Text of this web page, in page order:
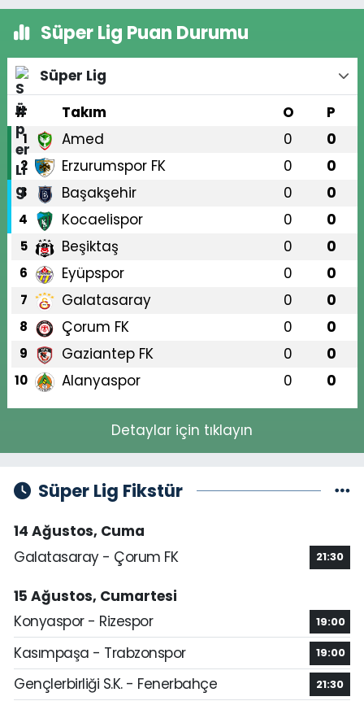
Süper Lig Puan Durumu
Süper Lig
#
Takım O P
1 Amed 0 0
2 Erzurumspor FK 0 0
3 Başakşehir 0 0
4 Kocaelispor 0 0
5 Beşiktaş 0 0
6 Eyüpspor 0 0
7 Galatasaray 0 0
8 Çorum FK 0 0
9 Gaziantep FK 0 0
10 Alanyaspor 0 0
Detaylar için tıklayın
Süper Lig Fikstür
14 Ağustos, Cuma
Galatasaray - Çorum FK
21:30
15 Ağustos, Cumartesi
Konyaspor - Rizespor
19:00
Kasımpaşa - Trabzonspor 19:00
Gençlerbirliği S.K. - Fenerbahçe 21:30